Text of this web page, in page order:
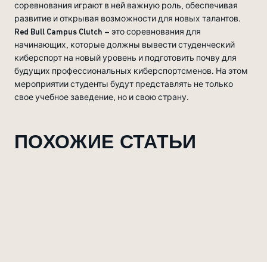
соревнования играют в ней важную роль, обеспечивая
развитие и открывая возможности для новых талантов.
Red Bull Campus Clutch – это соревнования для
начинающих, которые должны вывести студенческий
киберспорт на новый уровень и подготовить почву для
будущих профессиональных киберспортсменов. На этом
мероприятии студенты будут представлять не только
свое учебное заведение, но и свою страну.
ПОХОЖИЕ СТАТЬИ